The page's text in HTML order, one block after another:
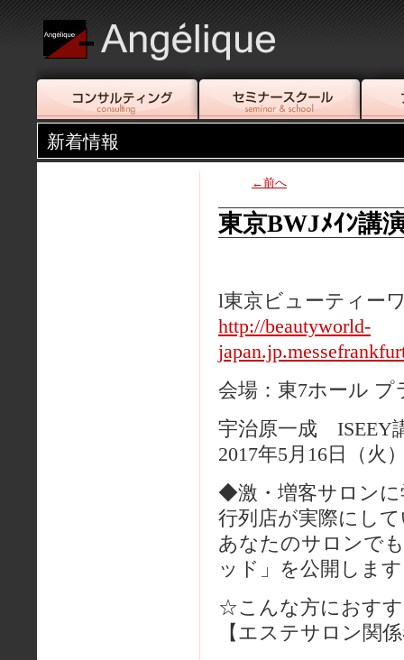
新着情報
←前へ
東京BWJﾒｲﾝ講
l東京ビューティー
http://beautyworld-
会場：東7ホール
宇治原一成 ISEEY
2017年5月16日（火
◆激・増客サロンに
行列店が実際にし
あなたのサロンで
ッド」を公開しま
☆こんな方におす
【エステサロン関